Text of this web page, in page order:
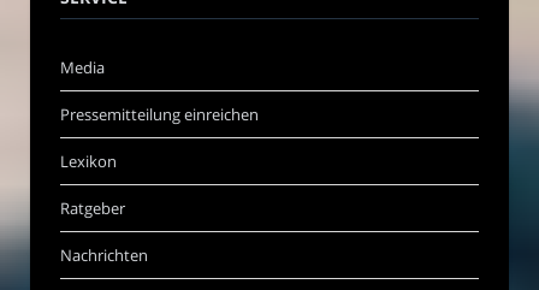
Media
Pressemitteilung einreichen
Lexikon
Ratgeber
Nachrichten